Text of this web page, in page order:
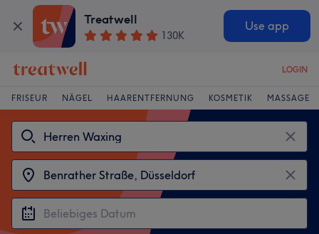
Treatwell
130K
Use app
LOGIN
FRISEUR NÄGEL HAARENTFERNUNG KOSMETIK MASSAGE